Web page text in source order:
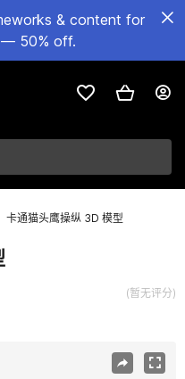
& content for
50% off.
卡通猫头鹰操纵 3D 模型
(暂无评分)